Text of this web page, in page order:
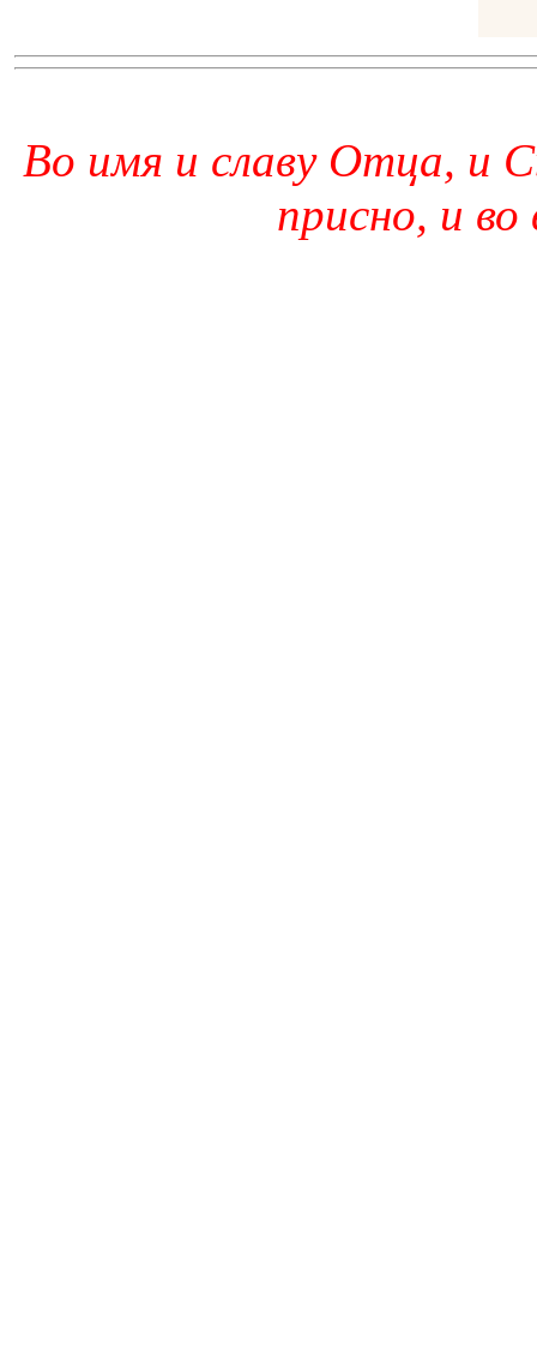
Во имя и славу Отца, и
присно, и во